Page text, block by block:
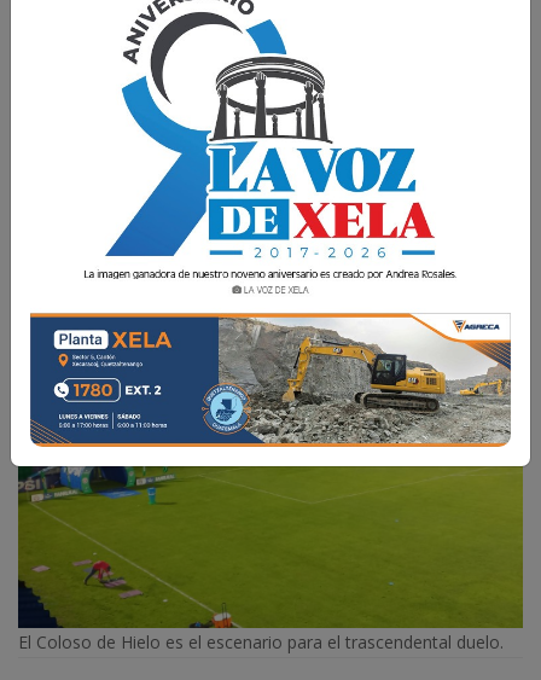
Todo el encuentro lo podrás vivir a través de La
Voz de Xela Sports, que llevará cada detalle,
jugada y emoción de este juego del futbol
La Voz de Xela 19 Septiembre 2025 19:22
El Coloso de Hielo es el escenario para el trascendental duelo.